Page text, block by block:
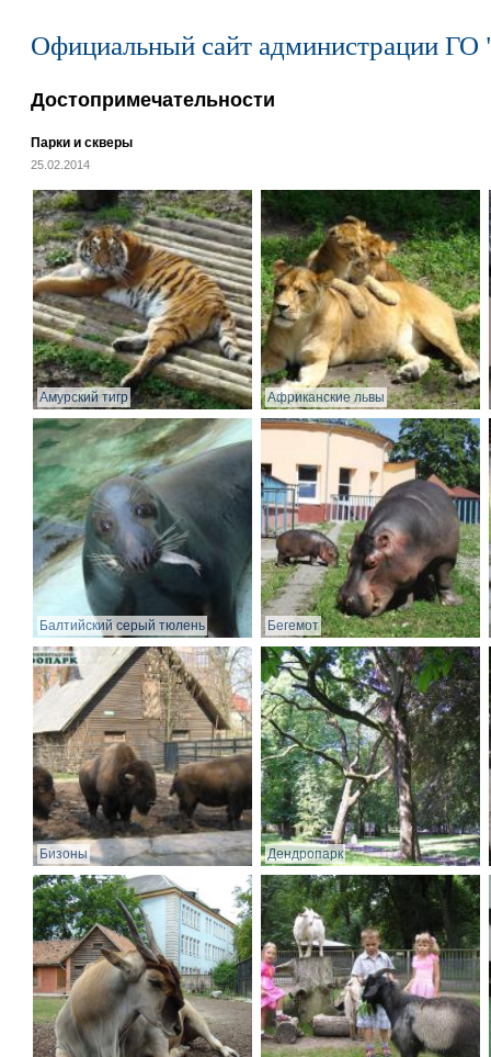
Официальный сайт администрации ГО
Достопримечательности
Парки и скверы
25.02.2014
Амурский тигр Африканские львы
Балтийский серый тюлень Бегемот
Бизоны Дендропарк